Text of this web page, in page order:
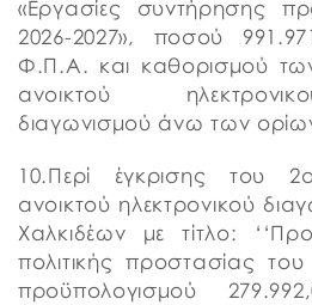
«Εργασίες συντήρησης
2026-2027», ποσού
Φ.Π.Α. και καθορισμού
ανοικτού
διαγωνισμού άνω των
10.Περί έγκρισης του
ανοικτού ηλεκτρονικού
Χαλκιδέων με τίτλο:
πολιτικής προστασίας
προϋπολογισμού